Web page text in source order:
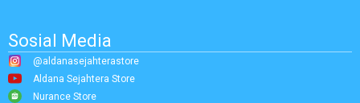
Sosial Media
@aldanasejahterastore
Aldana Sejahtera Store
Nurance Store